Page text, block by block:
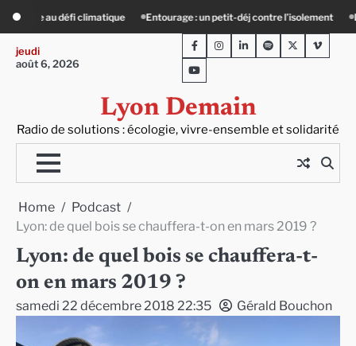
content
: un petit-déj contre l’isolement Le Crépin de Lyon (Maison Baudière) :
jeudi
août 6, 2026
Lyon Demain
Radio de solutions : écologie, vivre-ensemble et solidarité
FacebookInstagram
LinkedInSpotifyTwitterViméo
Youtube
Home
Podcast
Lyon: de quel bois se chauffera-t-on en mars 2019 ?
Lyon: de quel bois se chauffera-t-
on en mars 2019 ?
samedi 22 décembre 2018 22:35 Gérald Bouchon